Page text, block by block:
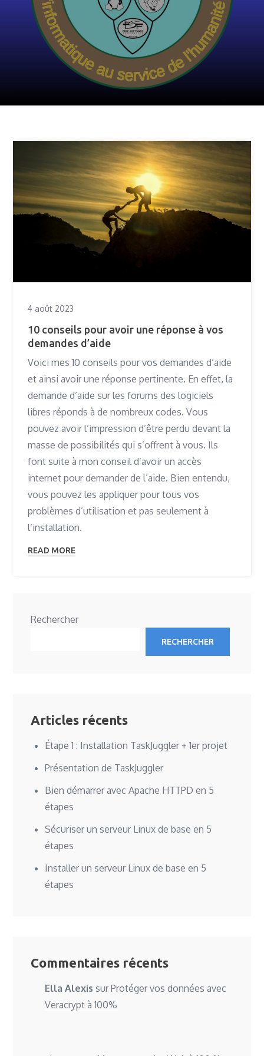
4 août 2023
10 conseils pour avoir une réponse à vos
demandes d’aide
Voici mes 10 conseils pour vos demandes d’aide
et ainsi avoir une réponse pertinente. En effet, la
demande d’aide sur les forums des logiciels
libres réponds à de nombreux codes. Vous
pouvez avoir l’impression d’être perdu devant la
masse de possibilités qui s’offrent à vous. Ils
font suite à mon conseil d’avoir un accès
internet pour demander de l’aide. Bien entendu,
vous pouvez les appliquer pour tous vos
problèmes d’utilisation et pas seulement à
l’installation.
READ MORE
Rechercher
RECHERCHER
Articles récents
Étape 1 : Installation TaskJuggler + 1er projet
Présentation de TaskJuggler
Bien démarrer avec Apache HTTPD en 5
étapes
Sécuriser un serveur Linux de base en 5
étapes
Installer un serveur Linux de base en 5
étapes
Commentaires récents
Ella Alexis surProtéger vos données avec
Veracrypt à 100%